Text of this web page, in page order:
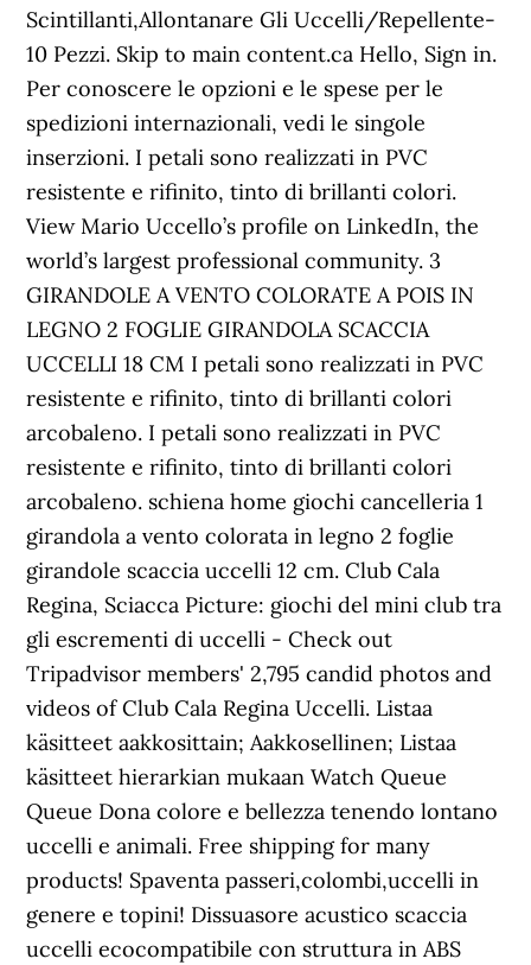
Scintillanti,Allontanare Gli Uccelli/Repellente-
10 Pezzi. Skip to main content.ca Hello, Sign in.
Per conoscere le opzioni e le spese per le
spedizioni internazionali, vedi le singole
inserzioni. I petali sono realizzati in PVC
resistente e rifinito, tinto di brillanti colori.
View Mario Uccello’s profile on LinkedIn, the
world’s largest professional community. 3
GIRANDOLE A VENTO COLORATE A POIS IN
LEGNO 2 FOGLIE GIRANDOLA SCACCIA
UCCELLI 18 CM I petali sono realizzati in PVC
resistente e rifinito, tinto di brillanti colori
arcobaleno. I petali sono realizzati in PVC
resistente e rifinito, tinto di brillanti colori
arcobaleno. schiena home giochi cancelleria 1
girandola a vento colorata in legno 2 foglie
girandole scaccia uccelli 12 cm. Club Cala
Regina, Sciacca Picture: giochi del mini club tra
gli escrementi di uccelli - Check out
Tripadvisor members' 2,795 candid photos and
videos of Club Cala Regina Uccelli. Listaa
käsitteet aakkosittain; Aakkosellinen; Listaa
käsitteet hierarkian mukaan Watch Queue
Queue Dona colore e bellezza tenendo lontano
uccelli e animali. Free shipping for many
products! Spaventa passeri,colombi,uccelli in
genere e topini! Dissuasore acustico scaccia
uccelli ecocompatibile con struttura in ABS